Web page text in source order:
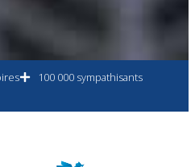
100 000 sympathisants